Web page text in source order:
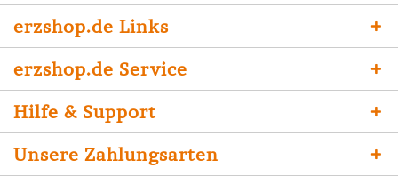
erzshop.de Links
erzshop.de Service
Hilfe & Support
Unsere Zahlungsarten